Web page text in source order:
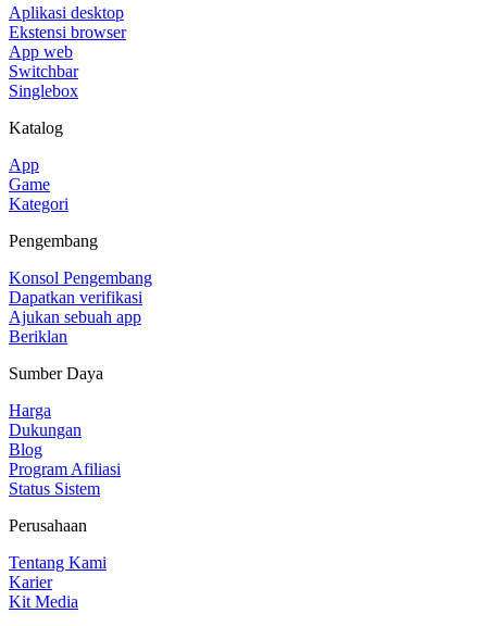
Aplikasi desktop
Ekstensi browser
App web
Switchbar
Singlebox
Katalog
App
Game
Kategori
Pengembang
Konsol Pengembang
Dapatkan verifikasi
Ajukan sebuah app
Beriklan
Sumber Daya
Harga
Dukungan
Blog
Program Afiliasi
Status Sistem
Perusahaan
Tentang Kami
Karier
Kit Media